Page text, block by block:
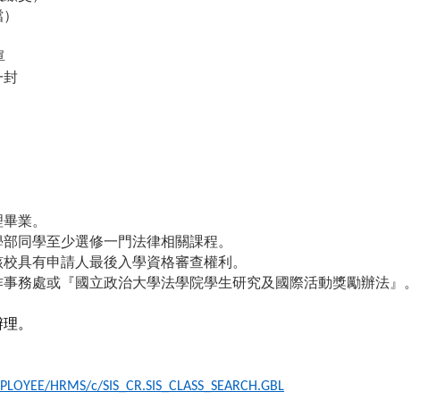
封
業。
部同學至少選修一門法律相關課程。
具有申請人最後入學資格審查權利。
務處或『國立政治大學法學院學生研究及國際活動獎勵辦法』。
。
HRMS/c/SIS_CR.SIS_CLASS_SEARCH.GBL